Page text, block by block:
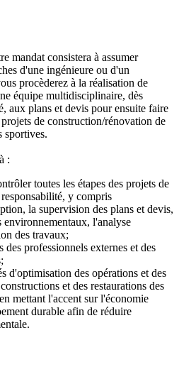
mandat consistera à assumer
d'une ingénieure ou d'un
procèderez à la réalisation de
équipe multidisciplinaire, dès
aux plans et devis pour ensuite faire
de construction/rénovation de
sportives.
:
toutes les étapes des projets de
y compris
la supervision des plans et devis,
environnementaux, l'analyse
des travaux;
professionnels externes et des
d'optimisation des opérations et des
et des restaurations des
mettant l'accent sur l'économie
durable afin de réduire